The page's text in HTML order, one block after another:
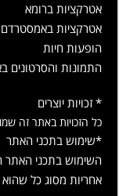
אטרקציות ברומא
אטרקציות באמסטרדם
הופעות חיות
התמונות
* זכויות יוצרים
כל הזכויות באתר זה
*שימוש בתכני האתר
השימוש בתכני האתר
אחריות מסוג כל שהוא